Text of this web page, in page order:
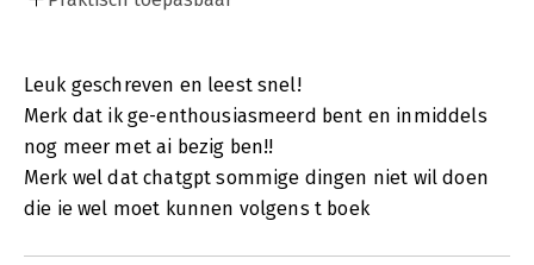
Leuk geschreven en leest snel!
Merk dat ik ge-enthousiasmeerd bent en inmiddels
nog meer met ai bezig ben!!
Merk wel dat chatgpt sommige dingen niet wil doen
die ie wel moet kunnen volgens t boek